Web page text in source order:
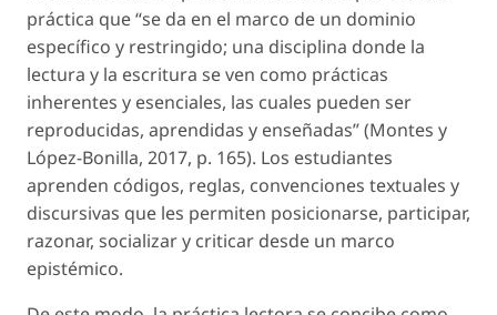
práctica que “se da en el marco de un dominio
específico y restringido; una disciplina donde la
lectura y la escritura se ven como prácticas
inherentes y esenciales, las cuales pueden ser
reproducidas, aprendidas y enseñadas” (Montes y
López-Bonilla, 2017, p. 165). Los estudiantes
aprenden códigos, reglas, convenciones textuales y
discursivas que les permiten posicionarse, participar,
razonar, socializar y criticar desde un marco
epistémico.